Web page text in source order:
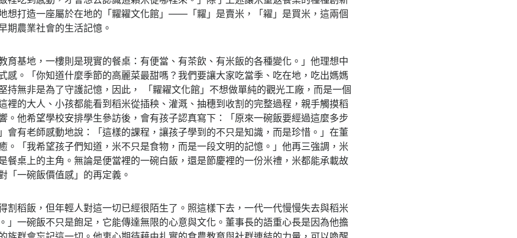
想打造一座屬於在地的「糶糴文化館」——「糶」是賣米，「糴」是買米，這兩個
期農業社會的生活記憶。
育基地，一樓則是現實的餐桌：有便當、有茶飲、有米飯的各種變化。」他理想中
感。「你知道什麼季節的高麗菜最甜嗎？我們要讓大家吃當季、吃在地，吃出媽媽
持無非是為了守護記憶，因此， 「糶糴文化館」不想做單純的觀光工廠，而是一個
裡的大人、小孩都能看到稻米從插秧、灌溉、抽穗到收割的完整過程，親手觸摸稻
。他希望學校安排學生參訪後，會有孩子認真寫下：「原來一碗飯要經過這麼多步
會有老師感動地說：「這樣的課程，讓孩子學到的不只是知識，而是珍惜。」在董
。「我希望孩子們知道，米不只是食物，而是一段文明的記憶。」他再三強調，米
餐桌上的主角。無論是便當裡的一碗白飯，還是節慶裡的一份米禮，米都能承載故
「一碗飯價值感」的再定義。
割稻飯，但年輕人對這一切已經很陌生了。照這樣下去，一代一代慢慢失去與稻米
」一碗飯不只是飽足，它能傳達無限的心意與文化。董事長的語重心長是因為他擔